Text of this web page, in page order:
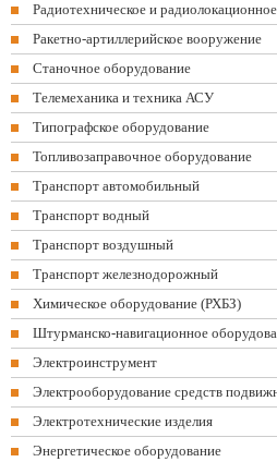
Радиотехническое и
Ракетно-артиллерийское вооружение
Станочное оборудование
Телемеханика и техника АСУ
Типографское оборудование
Топливозаправочное оборудование
Транспорт автомобильный
Транспорт водный
Транспорт воздушный
Транспорт железнодорожный
Химическое оборудование (РХБЗ)
Штурманско-навигационное
Электроинструмент
Электрооборудование средств
Электротехнические изделия
Энергетическое оборудование